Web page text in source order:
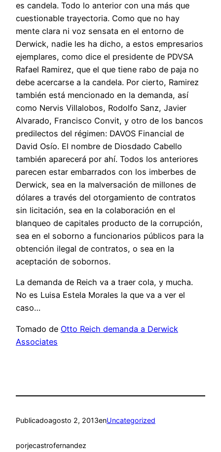
es candela. Todo lo anterior con una más que
cuestionable trayectoria. Como que no hay
mente clara ni voz sensata en el entorno de
Derwick, nadie les ha dicho, a estos empresarios
ejemplares, como dice el presidente de PDVSA
Rafael Ramirez, que el que tiene rabo de paja no
debe acercarse a la candela. Por cierto, Ramirez
también está mencionado en la demanda, así
como Nervis Villalobos, Rodolfo Sanz, Javier
Alvarado, Francisco Convit, y otro de los bancos
predilectos del régimen: DAVOS Financial de
David Osío. El nombre de Diosdado Cabello
también aparecerá por ahí. Todos los anteriores
parecen estar embarrados con los imberbes de
Derwick, sea en la malversación de millones de
dólares a través del otorgamiento de contratos
sin licitación, sea en la colaboración en el
blanqueo de capitales producto de la corrupción,
sea en el soborno a funcionarios públicos para la
obtención ilegal de contratos, o sea en la
aceptación de sobornos.
La demanda de Reich va a traer cola, y mucha.
No es Luisa Estela Morales la que va a ver el
caso…
Tomado de Otto Reich demanda a Derwick
Associates
Publicadoagosto 2, 2013enUncategorized
porjecastrofernandez